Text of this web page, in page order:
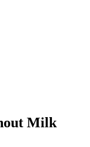
Milk